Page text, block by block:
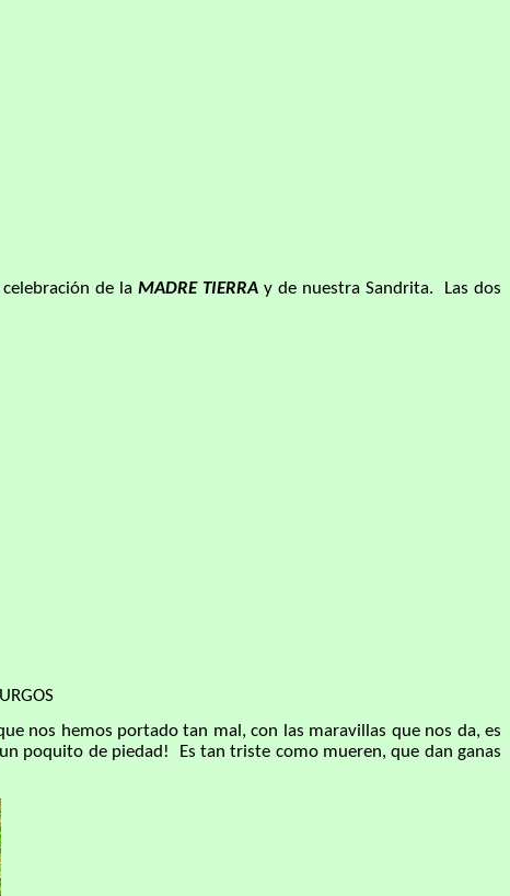
de laMADRE TIERRA y de nuestra Sandrita. Las dos
nos hemos portado tan mal, con las maravillas que nos da, es
poquito de piedad! Es tan triste como mueren, que dan ganas